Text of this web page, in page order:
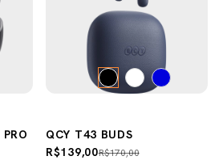
QCY T43 BUDS
R$170,00
R$139,00